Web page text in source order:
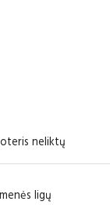
neliktų
ligų